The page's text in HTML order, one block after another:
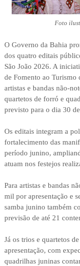
Foto
O Governo da Bahia
dos quatro editais
São João 2026. A
de Fomento ao Turismo
artistas e bandas não-
quartetos de forró e
previsto para o dia 30
Os editais integram a
fortalecimento das
período junino,
atuam nos festejos
Para artistas e bandas
mil por apresentação e
samba junino também
previsão de até 21
Já os trios e quartetos
apresentação, com
quadrilhas juninas